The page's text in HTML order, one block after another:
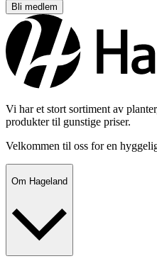
Bli medlem
Vi har et stort sortiment av
produkter til gunstige priser.
Velkommen til oss for en
Om Hageland